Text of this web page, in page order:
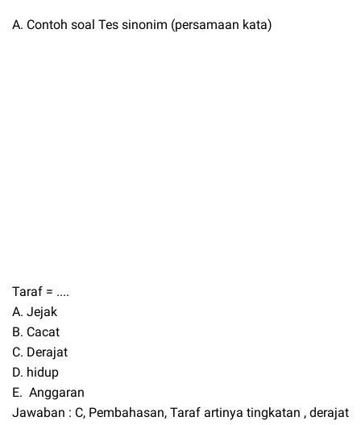
A. Contoh soal Tes sinonim (persamaan kata)
Taraf = ....
A. Jejak
B. Cacat
C. Derajat
D. hidup
E. Anggaran
Jawaban : C, Pembahasan, Taraf artinya tingkatan , derajat